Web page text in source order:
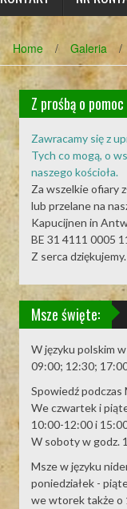
Home / Galeria /
Z prośbą o pomoc
Zawracamy się z
Tych co mogą, o
naszego kościoła.
Za wszelkie ofiary
lub przelane na
Kapucijnen in
BE 31 4111 0005
Z serca dziękujemy.
Msze święte:
W języku polskim
09:00; 12:30;
Spowiedź podczas
We czwartek i
10:00-12:00 i
W soboty w godz.
Msze w języku
poniedziałek -
we wtorek także o